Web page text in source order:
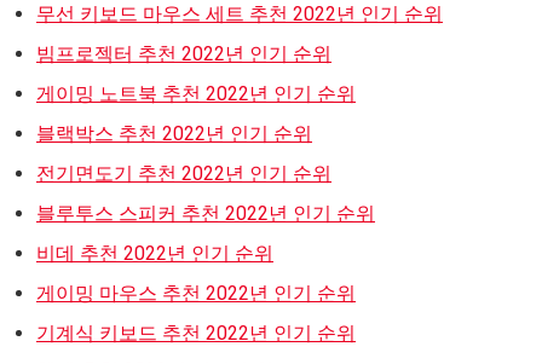
무선 키보드 마우스 세트 추천 2022년 인기 순위
빔프로젝터 추천 2022년 인기 순위
게이밍 노트북 추천 2022년 인기 순위
블랙박스 추천 2022년 인기 순위
전기면도기 추천 2022년 인기 순위
블루투스 스피커 추천 2022년 인기 순위
비데 추천 2022년 인기 순위
게이밍 마우스 추천 2022년 인기 순위
기계식 키보드 추천 2022년 인기 순위